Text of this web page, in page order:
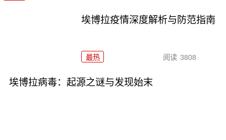
埃博拉疫情深度解析与防范指南
最热 阅读 3808
埃博拉病毒：起源之谜与发现始末